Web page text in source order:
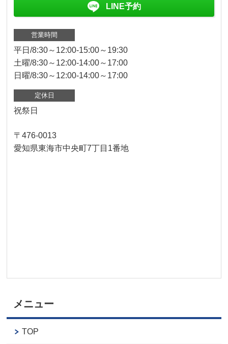
LINE予約
営業時間
平日/8:30～12:00-15:00～19:30
土曜/8:30～12:00-14:00～17:00
日曜/8:30～12:00-14:00～17:00
定休日
祝祭日
〒476-0013
愛知県東海市中央町7丁目1番地
メニュー
TOP